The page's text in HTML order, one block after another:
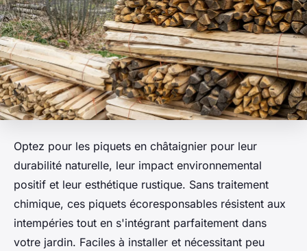
Optez pour les piquets en châtaignier pour leur
durabilité naturelle, leur impact environnemental
positif et leur esthétique rustique. Sans traitement
chimique, ces piquets écoresponsables résistent aux
intempéries tout en s'intégrant parfaitement dans
votre jardin. Faciles à installer et nécessitant peu